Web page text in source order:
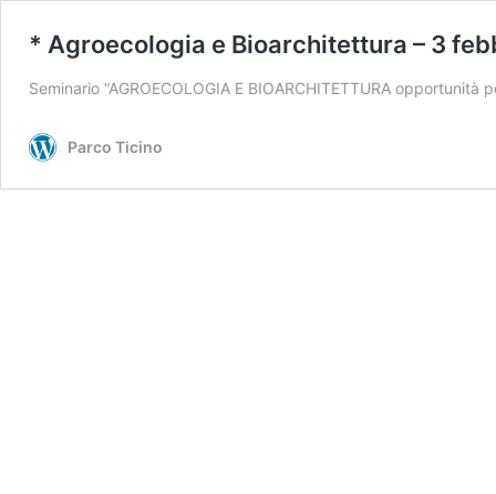
* Agroecologia e Bioarchitettura – 3
Seminario “AGROECOLOGIA E BIOARCHITETTURA
Parco Ticino